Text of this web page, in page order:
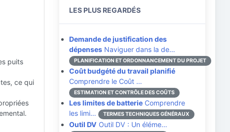
puits
ce qui
LES PLUS REGARDÉS
Demande de justification des
dépenses Naviguer dans la de…
PLANIFICATION ET ORDONNANCEMENT DU PROJET
Coût budgété du travail planifié
Comprendre le Coût …
ESTIMATION ET CONTRÔLE DES COÛTS
Les limites de batterie Comprendre
les limi…
TERMES TECHNIQUES GÉNÉRAUX
Outil DV Outil DV : Un éléme…